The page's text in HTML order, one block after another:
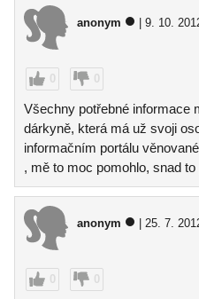
anonym | 9. 10.
0 0
Všechny potřebné informace
dárkyně, která má už svoji
informačním portálu
, mě to moc pomohlo, snad
anonym | 25. 7.
0 0